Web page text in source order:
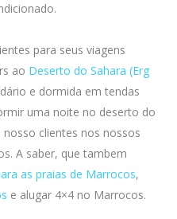
para seus viagens
ao Deserto do Sahara (Erg
e dormida em tendas
uma noite no deserto do
clientes nos nossos
A saber, que tambem
as praias de Marrocos,
e alugar 4×4 no Marrocos.